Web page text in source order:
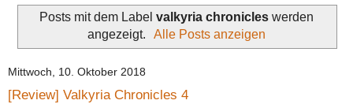
Posts mit dem Label valkyria chronicles werden
angezeigt.
Alle Posts anzeigen
Mittwoch, 10. Oktober 2018
[Review] Valkyria Chronicles 4